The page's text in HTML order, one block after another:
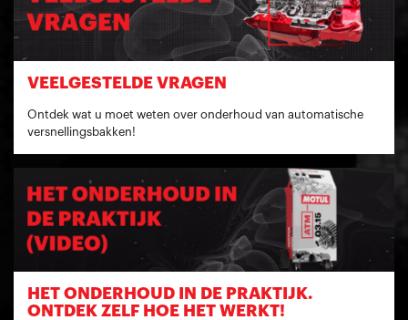
VEELGESTELDE VRAGEN
Ontdek wat u moet weten over onderhoud van automatische
versnellingsbakken!
HET ONDERHOUD IN DE PRAKTIJK.
ONTDEK ZELF HOE HET WERKT!